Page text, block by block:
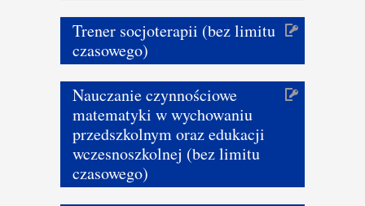
Trener socjoterapii (bez limitu
czasowego)
Nauczanie czynnościowe
matematyki w wychowaniu
przedszkolnym oraz edukacji
wczesnoszkolnej (bez limitu
czasowego)